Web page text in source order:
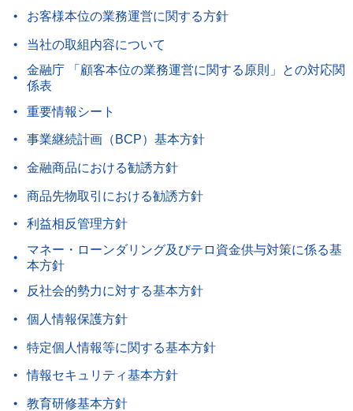
お客様本位の業務運営に関する方針
当社の取組内容について
金融庁 「顧客本位の業務運営に関する原則」との対応関
係表
重要情報シート
事業継続計画（BCP）基本方針
金融商品における勧誘方針
商品先物取引における勧誘方針
利益相反管理方針
マネー・ローンダリング及びテロ資金供与対策に係る基
本方針
反社会的勢力に対する基本方針
個人情報保護方針
特定個人情報等に関する基本方針
情報セキュリティ基本方針
教育研修基本方針